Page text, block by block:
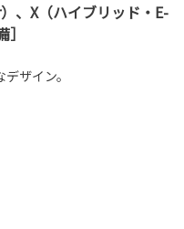
、X（ハイブリッド・E-
ザイン。